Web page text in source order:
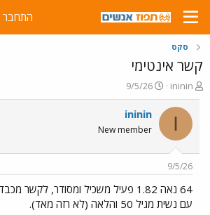
התחבר
סקס
קשר אינטימי
פ
ו
ת
ח
ה
ו
ש
א
ininin
פ
ו
ר
ם
ר
י
ך
9/5/26
I
ininin
New member
9/5/26
עם נשית מגיל 50 והלאה (לא רזה מאד).